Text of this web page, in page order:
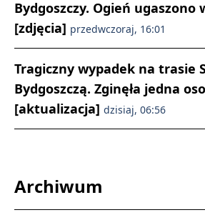
Bydgoszczy. Ogień
[zdjęcia] przedwczoraj, 16:01
Tragiczny wypadek na trasie
Bydgoszczą. Zginęła jedna
[aktualizacja] dzisiaj, 06:56
Archiwum